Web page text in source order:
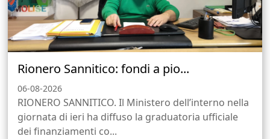
Rionero Sannitico: fondi a pio...
06-08-2026
RIONERO SANNITICO. Il Ministero dell’interno nella
giornata di ieri ha diffuso la graduatoria ufficiale
dei finanziamenti co...